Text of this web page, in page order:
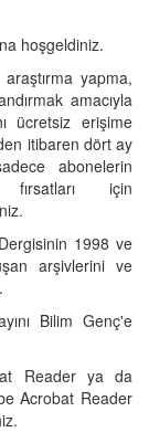
hoşgeldiniz.
yapma,
amacıyla
ücretsiz erişime
itibaren dört ay
abonelerin
için
1998 ve
arşivlerini ve
Bilim Genç'e
Reader ya da
Acrobat Reader